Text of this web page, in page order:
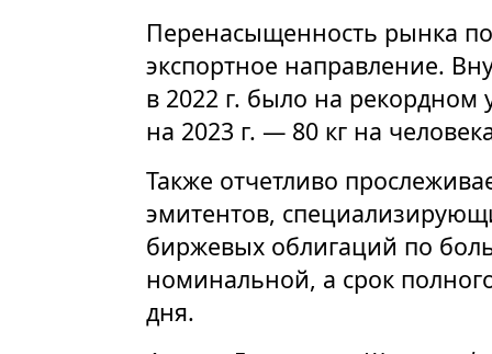
Перенасыщенность рынка
экспортное направление.
в 2022 г. было на
на 2023 г. — 80 кг на
Также отчетливо
эмитентов,
биржевых облигаций по
номинальной, а срок
дня.